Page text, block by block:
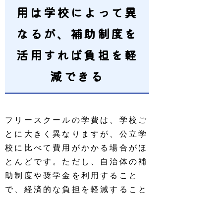
用は学校によって異
なるが、補助制度を
活用すれば負担を軽
減できる
フリースクールの学費は、学校ご
とに大きく異なりますが、公立学
校に比べて費用がかかる場合がほ
とんどです。ただし、自治体の補
助制度や奨学金を利用すること
で、経済的な負担を軽減すること